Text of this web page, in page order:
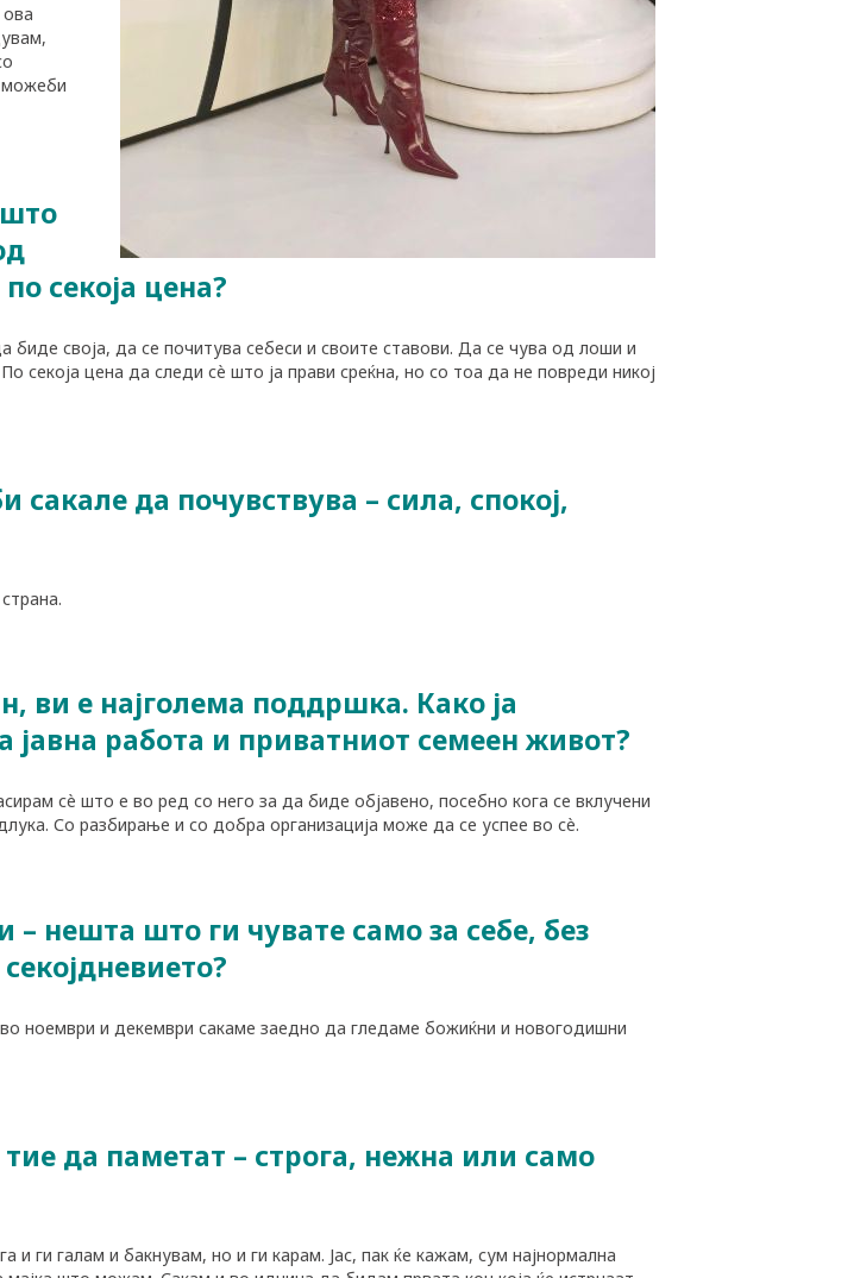
можеби
секоја цена?
биде своја, да се почитува себеси и своите ставови. Да се чува од лоши и
секоја цена да следи сè што ја прави среќна, но со тоа да не повреди никој
сакале да почувствува – сила, спокој,
ви е најголема поддршка. Како ја
работа и приватниот семеен живот?
сè што е во ред со него за да биде објавено, посебно кога се вклучени
Со разбирање и со добра организација може да се успее во сè.
нешта што ги чувате само за себе, без
ноември и декември сакаме заедно да гледаме божиќни и новогодишни
да паметат – строга, нежна или само
ги галам и бакнувам, но и ги карам. Јас, пак ќе кажам, сум најнормална